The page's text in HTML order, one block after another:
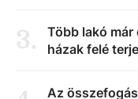
3.
Több lakó
házak felé
Az